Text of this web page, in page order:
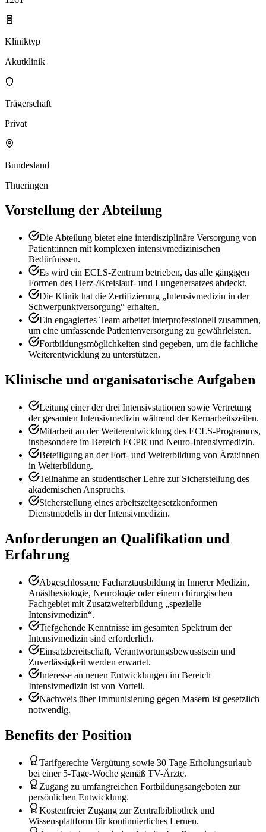
Kliniktyp
Akutklinik
Trägerschaft
Privat
Bundesland
Thueringen
Vorstellung der Abteilung
Die Abteilung bietet eine interdisziplinäre Versorgung von
Patient:innen mit komplexen intensivmedizinischen
Bedürfnissen.
Es wird ein ECLS-Zentrum betrieben, das alle gängigen
Formen des Herz-/Kreislauf- und Lungenersatzes abdeckt.
Die Klinik hat die Zertifizierung „Intensivmedizin in der
Schwerpunktversorgung“ erhalten.
Ein engagiertes Team arbeitet interprofessionell zusammen,
um eine umfassende Patientenversorgung zu gewährleisten.
Fortbildungsmöglichkeiten sind gegeben, um die fachliche
Weiterentwicklung zu unterstützen.
Klinische und organisatorische Aufgaben
Leitung einer der drei Intensivstationen sowie Vertretung
der gesamten Intensivmedizin während der Kernarbeitszeiten.
Mitarbeit an der Weiterentwicklung des ECLS-Programms,
insbesondere im Bereich ECPR und Neuro-Intensivmedizin.
Beteiligung an der Fort- und Weiterbildung von Ärzt:innen
in Weiterbildung.
Teilnahme an studentischer Lehre zur Sicherstellung des
akademischen Anspruchs.
Sicherstellung eines arbeitszeitgesetzkonformen
Dienstmodells in der Intensivmedizin.
Anforderungen an Qualifikation und
Erfahrung
Abgeschlossene Facharztausbildung in Innerer Medizin,
Anästhesiologie, Neurologie oder einem chirurgischen
Fachgebiet mit Zusatzweiterbildung „spezielle
Intensivmedizin“.
Tiefgehende Kenntnisse im gesamten Spektrum der
Intensivmedizin sind erforderlich.
Einsatzbereitschaft, Verantwortungsbewusstsein und
Zuverlässigkeit werden erwartet.
Interesse an neuen Entwicklungen im Bereich
Intensivmedizin ist von Vorteil.
Nachweis über Immunisierung gegen Masern ist gesetzlich
notwendig.
Benefits der Position
Tarifgerechte Vergütung sowie 30 Tage Erholungsurlaub
bei einer 5-Tage-Woche gemäß TV-Ärzte.
Zugang zu umfangreichen Fortbildungsangeboten zur
persönlichen Entwicklung.
Kostenfreier Zugang zur Zentralbibliothek und
Wissensplattform für kontinuierliches Lernen.